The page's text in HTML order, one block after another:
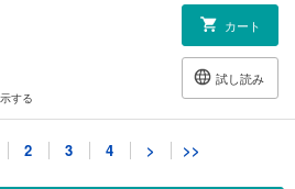
カート
試し読み
する
2026/4/18・4/25合併号
2 3 4 > >>